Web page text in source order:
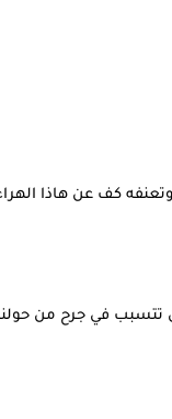
كف عن هاذا
تتسبب في جرح من